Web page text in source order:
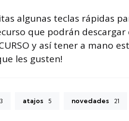
algunas teclas rápidas
que podrán descargar
y así tener a mano
les gusten!
atajos 5 novedades 21